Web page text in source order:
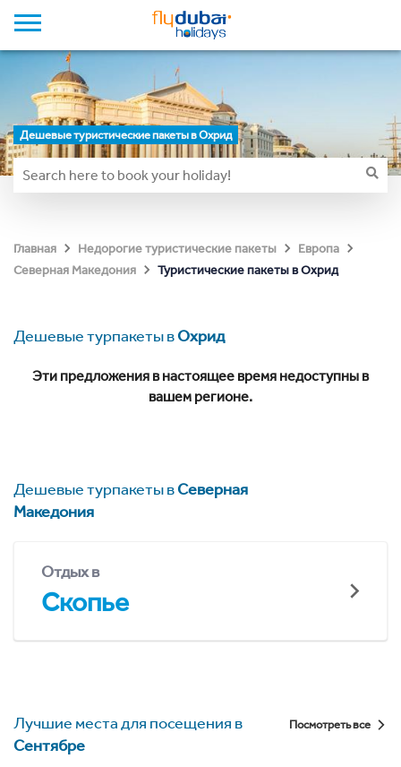
Дешевые туристические пакеты в Охрид
Главная Недорогие туристические пакеты
Европа
Северная Македония
Туристические пакеты в Охрид
Дешевые турпакеты вОхрид
Эти предложения в настоящее время недоступны в
вашем регионе.
Дешевые турпакеты вСеверная
Македония
Отдых в
Скопье
Лучшие места для посещения в
Сентябре
Посмотреть все